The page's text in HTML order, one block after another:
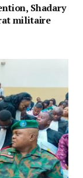
Shadary
militaire